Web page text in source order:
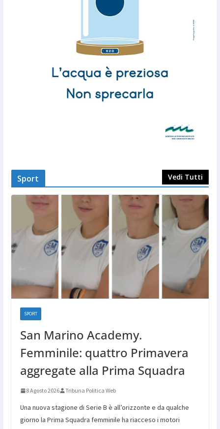
Sport Vedi Tutti
SPORT
San Marino Academy.
Femminile: quattro Primavera
aggregate alla Prima Squadra
8 Agosto 2026 Tribuna Politica Web
Una nuova stagione di Serie B è all’orizzonte e da qualche
giorno la Prima Squadra femminile ha riacceso i motori